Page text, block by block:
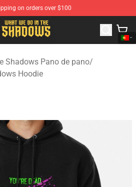
on orders over $100
Shadows Shop - Official What We
Shadows Pano de pano/
Hoodie